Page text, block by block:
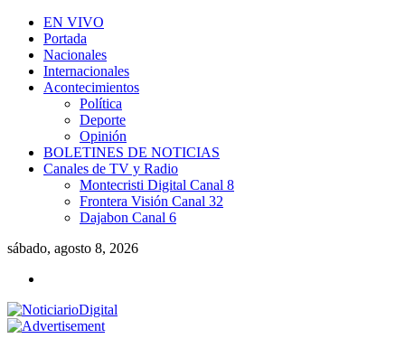
EN VIVO
Portada
Nacionales
Internacionales
Acontecimientos
Política
Deporte
Opinión
BOLETINES DE NOTICIAS
Canales de TV y Radio
Montecristi Digital Canal 8
Frontera Visión Canal 32
Dajabon Canal 6
sábado, agosto 8, 2026